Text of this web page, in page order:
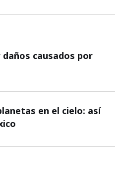
causados por
en el cielo: así